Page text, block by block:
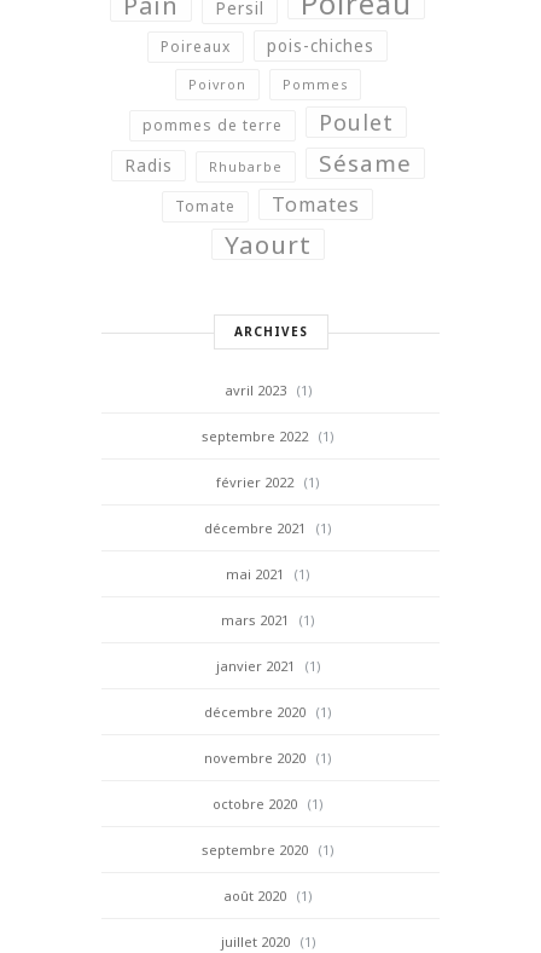
Persil
Poireaux pois-chiches
Poivron Pommes
pommes de terre Poulet
Radis Rhubarbe Sésame
Tomate Tomates
Yaourt
ARCHIVES
avril 2023 (1)
septembre 2022 (1)
février 2022 (1)
décembre 2021 (1)
mai 2021 (1)
mars 2021 (1)
janvier 2021 (1)
décembre 2020 (1)
novembre 2020 (1)
octobre 2020 (1)
septembre 2020 (1)
août 2020 (1)
juillet 2020 (1)